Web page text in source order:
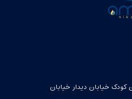
کودک خیابان دیدار خیابان